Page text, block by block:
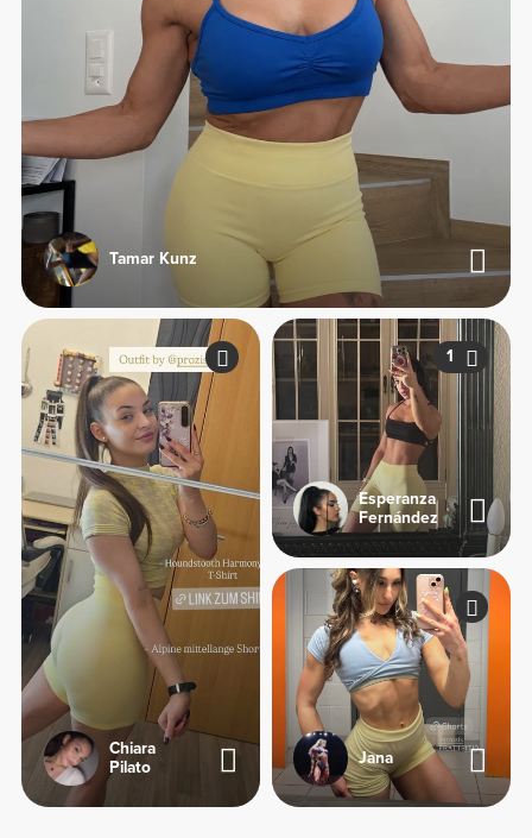
Tamar Kunz
Chiara
Pilato
1
Esperanza
Fernández
Jana